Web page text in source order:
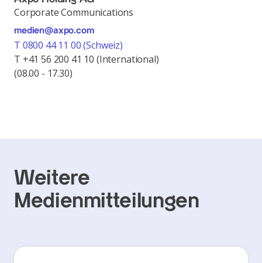
Corporate Communications
medien@axpo.com
T 0800 44 11 00 (Schweiz)
T +41 56 200 41 10 (International)
(08.00 - 17.30)
Weitere
Medienmitteilungen